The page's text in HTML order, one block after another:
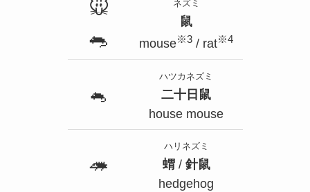
🐭
🐀
ネズミ
鼠
mouse※3 / rat※4
🐁
ハツカネズミ
二十日鼠
house mouse
🦔
ハリネズミ
蝟/ 針鼠
hedgehog